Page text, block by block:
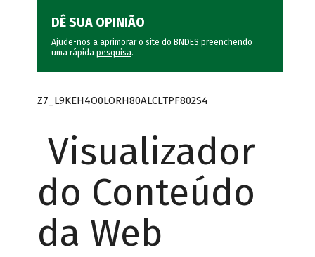
DÊ SUA OPINIÃO
Ajude-nos a aprimorar o site do BNDES preenchendo
uma rápida pesquisa.
Z7_L9KEH4O0LORH80ALCLTPF802S4
Visualizador
do Conteúdo
da Web